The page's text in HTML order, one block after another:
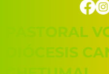
PASTORAL
DIÓCESIS